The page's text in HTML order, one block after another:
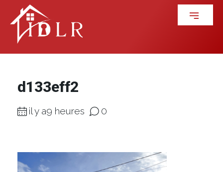
d133eff2
il y a9 heures 0